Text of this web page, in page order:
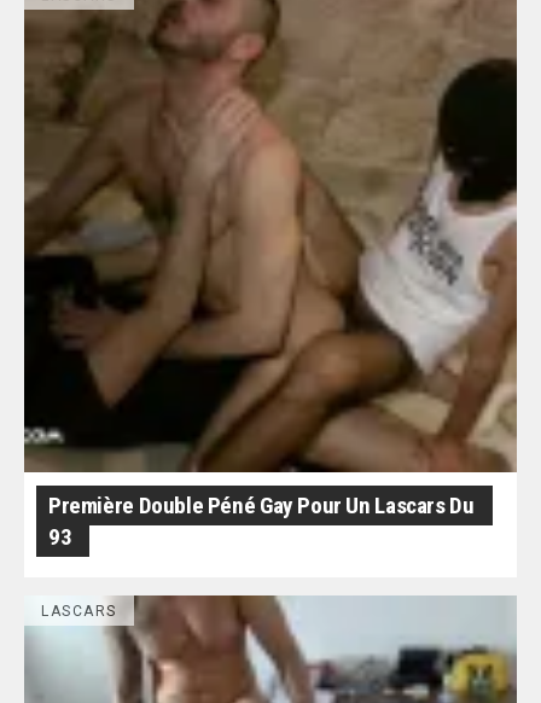
Première Double Péné Gay Pour Un Lascars Du
93
LASCARS